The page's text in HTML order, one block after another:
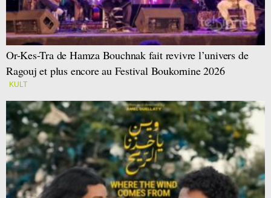
Or-Kes-Tra de Hamza Bouchnak fait revivre l’univers de
Ragouj et plus encore au Festival Boukornine 2026
KULT